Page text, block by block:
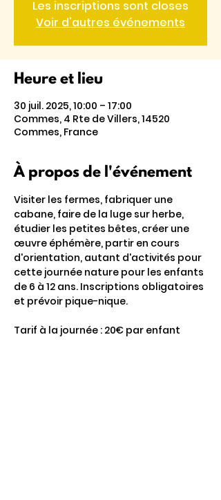
Les inscriptions sont closes
Voir d'autres événements
Heure et lieu
30 juil. 2025, 10:00 – 17:00
Commes, 4 Rte de Villers, 14520
Commes, France
À propos de l'événement
Visiter les fermes, fabriquer une
cabane, faire de la luge sur herbe,
étudier les petites bêtes, créer une
œuvre éphémère, partir en cours
d'orientation, autant d'activités pour
cette journée nature pour les enfants
de 6 à 12 ans. Inscriptions obligatoires
et prévoir pique-nique.
Tarif à la journée : 20€ par enfant